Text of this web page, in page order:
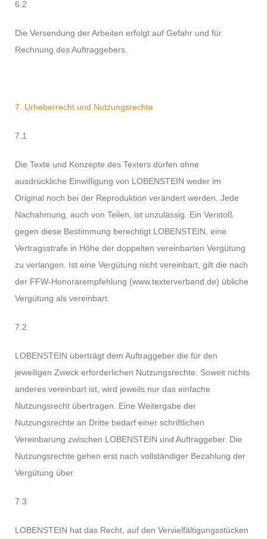
6.2
Die Versendung der Arbeiten erfolgt auf Gefahr und für
Rechnung des Auftraggebers.
7. Urheberrecht und Nutzungsrechte
7.1
Die Texte und Konzepte des Texters dürfen ohne
ausdrückliche Einwilligung von LOBENSTEIN weder im
Original noch bei der Reproduktion verändert werden. Jede
Nachahmung, auch von Teilen, ist unzulässig. Ein Verstoß
gegen diese Bestimmung berechtigt LOBENSTEIN, eine
Vertragsstrafe in Höhe der doppelten vereinbarten Vergütung
zu verlangen. Ist eine Vergütung nicht vereinbart, gilt die nach
der FFW-Honorarempfehlung (www.texterverband.de) übliche
Vergütung als vereinbart.
7.2
LOBENSTEIN überträgt dem Auftraggeber die für den
jeweiligen Zweck erforderlichen Nutzungsrechte. Soweit nichts
anderes vereinbart ist, wird jeweils nur das einfache
Nutzungsrecht übertragen. Eine Weitergabe der
Nutzungsrechte an Dritte bedarf einer schriftlichen
Vereinbarung zwischen LOBENSTEIN und Auftraggeber. Die
Nutzungsrechte gehen erst nach vollständiger Bezahlung der
Vergütung über.
7.3
LOBENSTEIN hat das Recht, auf den Vervielfältigungsstücken